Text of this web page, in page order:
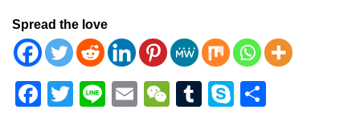
Spread the love
F
T
Li
E
W
T
S